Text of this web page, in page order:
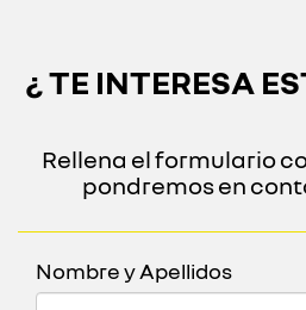
¿ TE INTERESA
Rellena el formulario
pondremos en
Nombre y Apellidos